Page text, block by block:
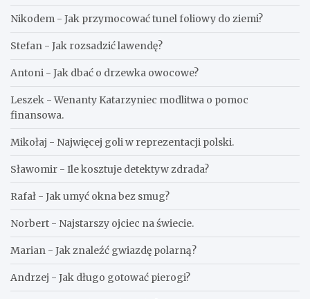
Nikodem - Jak przymocować tunel foliowy do ziemi?
Stefan - Jak rozsadzić lawendę?
Antoni - Jak dbać o drzewka owocowe?
Leszek -Wenanty Katarzyniec modlitwa o pomoc
finansowa.
Mikołaj - Najwięcej goli w reprezentacji polski.
Sławomir - Ile kosztuje detektyw zdrada?
Rafał - Jak umyć okna bez smug?
Norbert - Najstarszy ojciec na świecie.
Marian - Jak znaleźć gwiazdę polarną?
Andrzej - Jak długo gotować pierogi?